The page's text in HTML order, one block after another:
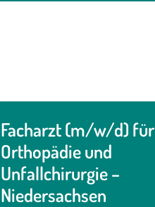
Facharzt (m/w/d) für
Orthopädie und
Unfallchirurgie –
Niedersachsen